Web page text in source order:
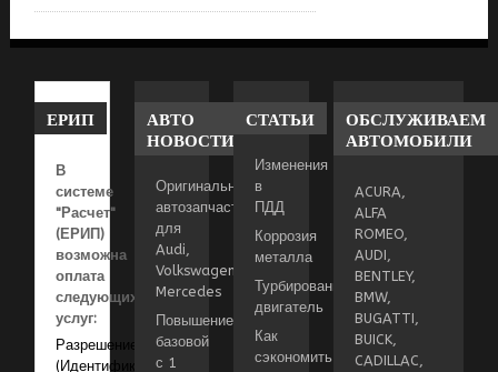
ЕРИП
В
системе
"Расчет"
(ЕРИП)
возможна
оплата
следующих
услуг:
Разрешение
(Идентификация
АВТО
НОВОСТИ
Оригинальные
автозапчасти
для
Audi,
Volkswagen,
Mercedes
Повышение
базовой
с 1
СТАТЬИ
Изменения
в
ПДД
Коррозия
металла
Турбированный
двигатель
Как
сэкономить
ОБСЛУЖИВАЕМ
АВТОМОБИЛИ
ACURA,
ALFA
ROMEO,
AUDI,
BENTLEY,
BMW,
BUGATTI,
BUICK,
CADILLAC,